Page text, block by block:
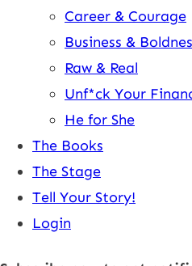
Career & Courage
Business &
Raw & Real
Unf*ck Your
He for She
The Books
The Stage
Tell Your Story!
Login